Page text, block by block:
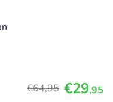
€64,95 €29,95